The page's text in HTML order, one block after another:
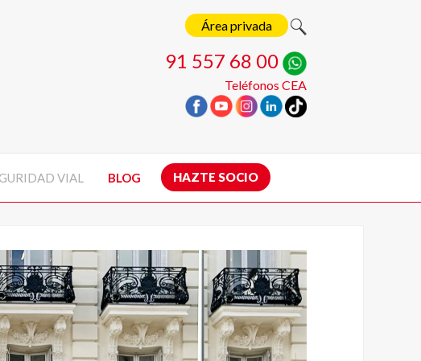
Área privada
91 557 68 00
Teléfonos CEA
VIAL BLOG HAZTE SOCIO